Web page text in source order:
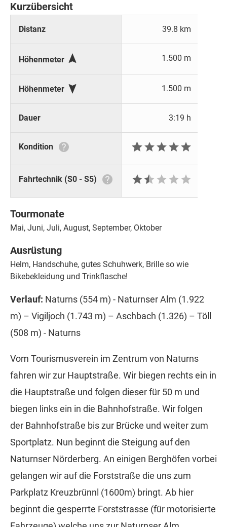
Kurzübersicht
Distanz 39.8 km
Höhenmeter  1.500 m
Höhenmeter  1.500 m
Dauer 3:19 h
Kondition  

Fahrtechnik (S0 - S5)  

Tourmonate
Mai, Juni, Juli, August, September, Oktober
Ausrüstung
Helm, Handschuhe, gutes Schuhwerk, Brille so wie
Bikebekleidung und Trinkflasche!
Verlauf: Naturns (554 m) - Naturnser Alm (1.922
m) – Vigiljoch (1.743 m) – Aschbach (1.326) – Töll
(508 m) - Naturns
Vom Tourismusverein im Zentrum von Naturns
fahren wir zur Hauptstraße. Wir biegen rechts ein in
die Hauptstraße und folgen dieser für 50 m und
biegen links ein in die Bahnhofstraße. Wir folgen
der Bahnhofstraße bis zur Brücke und weiter zum
Sportplatz. Nun beginnt die Steigung auf den
Naturnser Nörderberg. An einigen Berghöfen vorbei
gelangen wir auf die Forststraße die uns zum
Parkplatz Kreuzbrünnl (1600m) bringt. Ab hier
beginnt die gesperrte Forststrasse (für motorisierte